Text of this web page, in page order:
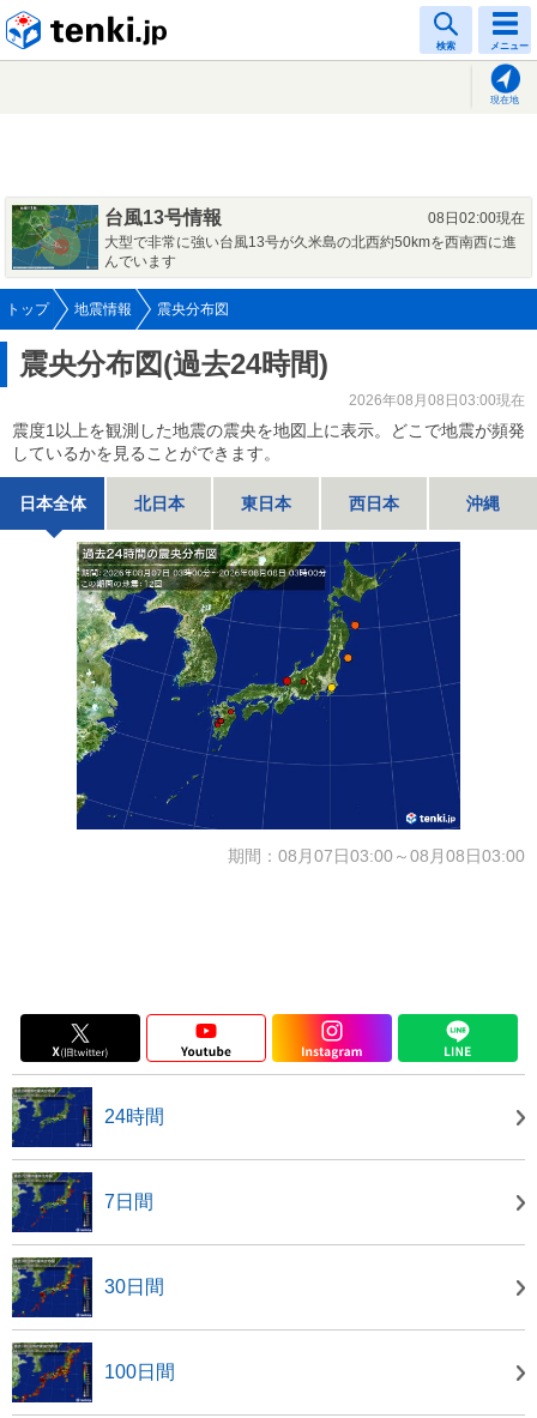
検索 メニュー
現在地
台風13号情報
08日02:00現在
大型で非常に強い台風13号が久米島の北西約50kmを西南西に進
んでいます
トップ 地震情報 震央分布図
震央分布図(過去24時間)
2026年08月08日03:00現在
震度1以上を観測した地震の震央を地図上に表示。どこで地震が頻発
しているかを見ることができます。
日本全体 北日本 東日本 西日本 沖縄
期間：08月07日03:00～08月08日03:00
24時間
7日間
30日間
100日間